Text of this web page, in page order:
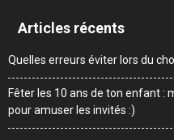
Articles récents
Quelles erreurs éviter lors du
Fêter les 10 ans de ton enfant :
pour amuser les invités :)